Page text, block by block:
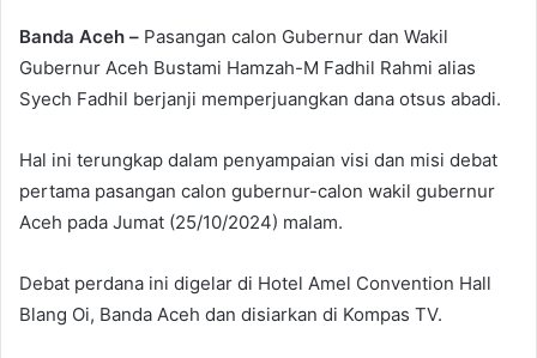
Banda Aceh – Pasangan calon Gubernur dan Wakil
Gubernur Aceh Bustami Hamzah-M Fadhil Rahmi alias
Syech Fadhil berjanji memperjuangkan dana otsus abadi.
Hal ini terungkap dalam penyampaian visi dan misi debat
pertama pasangan calon gubernur-calon wakil gubernur
Aceh pada Jumat (25/10/2024) malam.
Debat perdana ini digelar di Hotel Amel Convention Hall
Blang Oi, Banda Aceh dan disiarkan di Kompas TV.